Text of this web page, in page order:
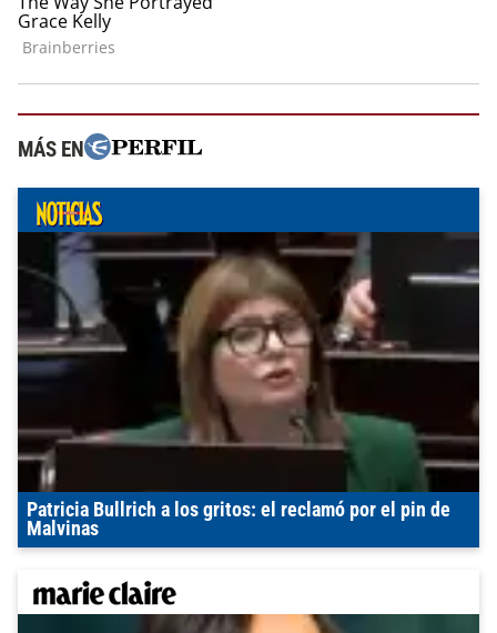
MÁS EN
Patricia Bullrich a los gritos: el reclamó por el pin de
Malvinas